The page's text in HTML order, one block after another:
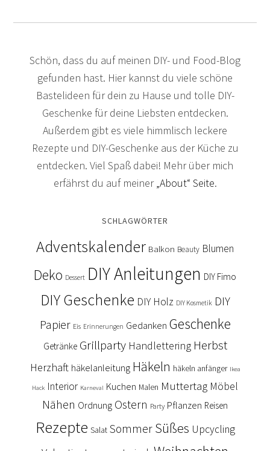
Schön, dass du auf meinen DIY- und Food-Blog
gefunden hast. Hier kannst du viele schöne
Bastelideen für dein zu Hause und tolle DIY-
Geschenke für deine Liebsten entdecken.
Außerdem gibt es viele himmlisch leckere
Rezepte und DIY-Geschenke aus der Küche zu
entdecken. Viel Spaß dabei! Mehr über mich
erfährst du auf meiner„About“ Seite.
SCHLAGWÖRTER
Adventskalender Balkon Beauty Blumen
Deko Dessert DIY Anleitungen DIY Fimo
DIY Geschenke DIY Holz DIY Kosmetik DIY
Papier Eis Erinnerungen Gedanken Geschenke
Getränke Grillparty Handlettering Herbst
Herzhaft häkelanleitung Häkeln häkeln anfänger Ikea
Hack Interior Karneval Kuchen Malen Muttertag Möbel
Nähen Ordnung Ostern Party Pflanzen Reisen
Rezepte Salat Sommer Süßes Upcycling